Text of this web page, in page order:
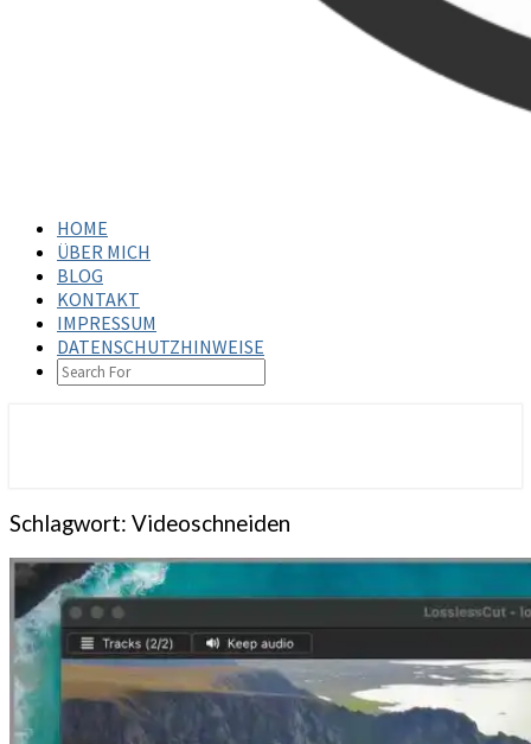
HOME
ÜBER MICH
BLOG
KONTAKT
IMPRESSUM
DATENSCHUTZHINWEISE
SEARCH
ICON
Schlagwort: Videoschneiden